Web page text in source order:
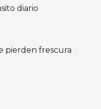
diario
pierden frescura